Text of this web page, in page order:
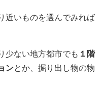
近いものを選んでみれば
少ない地方都市でも １階
ンとか、掘り出し物の物